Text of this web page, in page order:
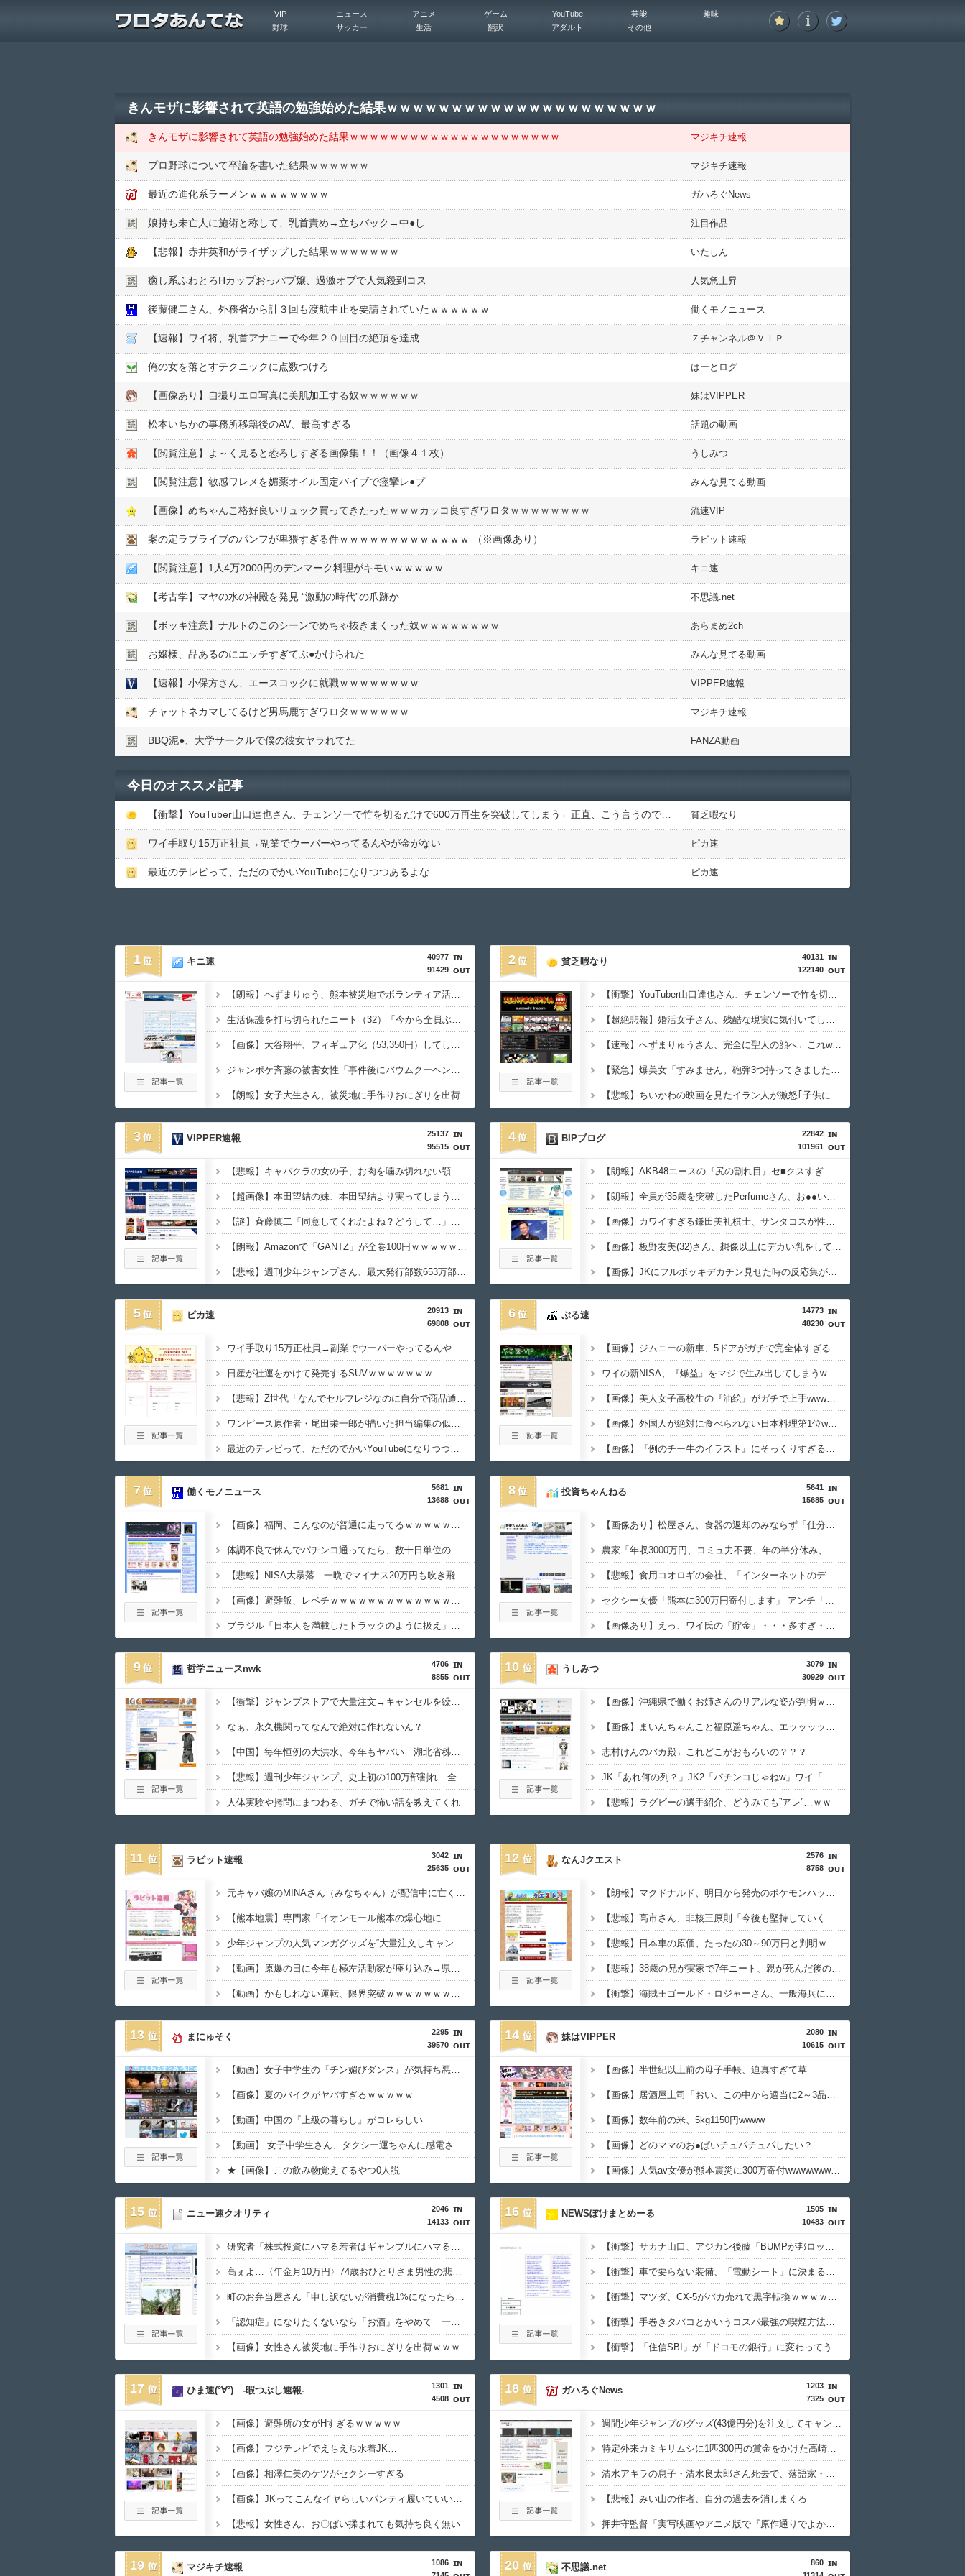
VIP ニュース アニメ ゲーム YouTube 芸能
趣味
野球
サッカー 生活 翻訳 アダルト その他
きんモザに影響されて英語の勉強始めた結果ｗｗｗｗｗｗｗｗｗｗｗｗｗｗｗｗｗｗｗｗｗ
きんモザに影響されて英語の勉強始めた結果ｗｗｗｗｗｗｗｗｗｗｗｗｗｗｗｗｗｗｗｗｗ マジキチ速報
プロ野球について卒論を書いた結果ｗｗｗｗｗｗ マジキチ速報
最近の進化系ラーメンｗｗｗｗｗｗｗｗ ガハろぐNews
娘持ち未亡人に施術と称して、乳首責め→立ちバック→中●︎し 注目作品
【悲報】赤井英和がライザップした結果ｗｗｗｗｗｗｗ いたしん
癒し系ふわとろHカップおっパブ嬢、過激オプで人気殺到コス 人気急上昇
後藤健二さん、外務省から計３回も渡航中止を要請されていたｗｗｗｗｗｗ 働くモノニュース
【速報】ワイ将、乳首アナニーで今年２０回目の絶頂を達成 Ｚチャンネル＠ＶＩＰ
俺の女を落とすテクニックに点数つけろ はーとログ
【画像あり】自撮りエロ写真に美肌加工する奴ｗｗｗｗｗｗ 妹はVIPPER
松本いちかの事務所移籍後のAV、最高すぎる 話題の動画
【閲覧注意】よ～く見ると恐ろしすぎる画像集！！（画像４１枚） うしみつ
【閲覧注意】敏感ワレメを媚薬オイル固定バイブで痙攣レ●︎プ みんな見てる動画
【画像】めちゃんこ格好良いリュック買ってきたったｗｗｗカッコ良すぎワロタｗｗｗｗｗｗｗｗ 流速VIP
案の定ラブライブのパンフが卑猥すぎる件ｗｗｗｗｗｗｗｗｗｗｗｗｗ （※画像あり） ラビット速報
【閲覧注意】1人4万2000円のデンマーク料理がキモいｗｗｗｗｗ キニ速
【考古学】マヤの水の神殿を発見 “激動の時代”の爪跡か 不思議.net
【ボッキ注意】ナルトのこのシーンでめちゃ抜きまくった奴ｗｗｗｗｗｗｗｗ あらまめ2ch
お嬢様、品あるのにエッチすぎてぶ●︎かけられた みんな見てる動画
【速報】小保方さん、エースコックに就職ｗｗｗｗｗｗｗｗ VIPPER速報
チャットネカマしてるけど男馬鹿すぎワロタｗｗｗｗｗｗ マジキチ速報
BBQ泥●︎、大学サークルで僕の彼女ヤラれてた FANZA動画
今日のオススメ記事
貧乏暇なり
ワイ手取り15万正社員→副業でウーバーやってるんやが金がない ピカ速
最近のテレビって、ただのでかいYouTubeになりつつあるよな ピカ速
1
40977
91429
キニ速
【朗報】へずまりゅう、熊本被災地でボランティア活動をして皆を笑顔にするｗｗｗｗｗｗｗｗｗｗｗｗｗ
生活保護を打ち切られたニート（32）「今から全員ぶっ殺しに行ってやる」当然逮捕
【画像】大谷翔平、フィギュア化（53,350円）してしまうｗｗｗｗｗ
ジャンポケ斉藤の被害女性「事件後にバウムクーヘン売ったりTikTokライブしててムカついた」
【朗報】女子大生さん、被災地に手作りおにぎりを出荷
2
40131
122140
貧乏暇なり
【衝撃】YouTuber山口達也さん、チェンソーで竹を切るだけで600万再生を突破してしまう←正直、こう言うのでいいんだよなw w w w w w w w
【超絶悲報】婚活女子さん、残酷な現実に気付いてしまった結果…
【速報】へずまりゅうさん、完全に聖人の顔へ←これw w w w w w w w
【緊急】爆美女「すみません。砲弾3つ持ってきました」警察「！？」自衛隊「！？」→結果w w w w w w w w
【悲報】ちいかわの映画を見たイラン人が激怒｢子供に見せる内容じゃない｡悪影響は計り知れない｣←これw w w w w w w w w
3
25137
95515
VIPPER速報
【悲報】キャバクラの女の子、お肉を噛み切れない顎になってしまう・・・
【超画像】本田望結の妹、本田望結より実ってしまう・・・
【謎】斉藤慎二「同意してくれたよね？どうして…」被害女性「彼は言葉が通じないモンスター」
【朗報】Amazonで「GANTZ」が全巻100円ｗｗｗｗｗｗｗｗｗｗ
【悲報】週刊少年ジャンプさん、最大発行部数653万部から急降下でついに100万部を割ってしまう
4
22842
101961
BIPブログ
【朗報】AKB48エースの『尻の割れ目』セ■クスすぎんだろwwwww
【朗報】全員が35歳を突破したPerfumeさん、お●●いwwww
【画像】カワイすぎる鎌田美礼棋士、サンタコスが性的すぎる
【画像】板野友美(32)さん、想像以上にデカい乳をしてしまうwww
【画像】JKにフルボッキデカチン見せた時の反応集がこちらww
5
20913
69808
ピカ速
ワイ手取り15万正社員→副業でウーバーやってるんやが金がない
日産が社運をかけて発売するSUVｗｗｗｗｗｗｗ
【悲報】Z世代「なんでセルフレジなのに自分で商品通さないといけないんだ」
ワンピース原作者・尾田栄一郎が描いた担当編集の似顔絵「ムダに東大卒」
最近のテレビって、ただのでかいYouTubeになりつつあるよな
6
14773
48230
ぶる速
【画像】ジムニーの新車、5ドアがガチで完全体すぎるwwwwwww
ワイの新NISA、『爆益』をマジで生み出してしまうwwwwwwwww
【画像】美人女子高校生の『油絵』がガチで上手wwwwww
【画像】外国人が絶対に食べられない日本料理第1位wwwwwwwww
【画像】『例のチー牛のイラスト』にそっくりすぎる男の子wwwwwww
7
5681
13688
働くモノニュース
【画像】福岡、こんなのが普通に走ってるｗｗｗｗｗｗｗｗｗｗｗｗｗｗｗｗ
体調不良で休んでパチンコ通ってたら、数十日単位の証拠写真撮られて会社クビになった
【悲報】NISA大暴落 一晩でマイナス20万円も吹き飛んだもよう
【画像】避難飯、レベチｗｗｗｗｗｗｗｗｗｗｗｗｗｗｗ
ブラジル「日本人を満載したトラックのように扱え」→ 差別として問題に→ 「一般的表現！」と弁明
8
5641
15685
投資ちゃんねる
【画像あり】松屋さん、食器の返却のみならず「仕分け」まで客にやらせてしまうｗｗｗｗｗ
農家「年収3000万円、コミュ力不要、年の半分休み、午前で終わる仕事」←コイツ
【悲報】食用コオロギの会社、「インターネットのデマ」のせいで倒産ｗｗｗｗｗ
セクシー女優「熊本に300万円寄付します」 アンチ「汚い金ありがとう♥」
【画像あり】えっ、ワイ氏の「貯金」・・・多すぎ・・・？
9
4706
8855
哲学ニュースnwk
【衝撃】ジャンプストアで大量注文→キャンセルを繰り返した32歳女を逮捕 238アカウント、総額43億円超「注文したことで欲求が満たされた」
なぁ、永久機関ってなんで絶対に作れないん？
【中国】毎年恒例の大洪水、今年もヤバい 湖北省秭帰県で山洪水が市街地を直撃、工場浸水・車両が次々流される
【悲報】週刊少年ジャンプ、史上初の100万部割れ 全盛期653万部から98万部に…紙の雑誌「100万部超え」が消滅
人体実験や拷問にまつわる、ガチで怖い話を教えてくれ
10
3079
30929
うしみつ
【画像】沖縄県で働くお姉さんのリアルな姿が判明ｗｗｗｗｗｗｗｗｗｗｗｗｗ
【画像】まいんちゃんこと福原遥ちゃん、エッッッッッッッッッッッッッッッッ！
志村けんのバカ殿←これどこがおもろいの？？？
JK「あれ何の列？」JK2「パチンコじゃねw」ワイ「…」⇒ｗｗ
【悲報】ラグビーの選手紹介、どうみても”アレ”…ｗｗ
11
3042
25635
ラビット速報
元キャバ嬢のMINAさん（みなちゃん）が配信中に亡くなったのではないかとX上で話題に（※動画あり）
【熊本地震】専門家「イオンモール熊本の爆心地に…喫煙所と自販機」警察・消防「」←これ・・・
少年ジャンプの人気マンガグッズを“大量注文しキャンセル”繰り返したか 女逮捕 総額43億円以上
【動画】原爆の日に今年も極左活動家が座り込み→県警に強制排除される動画が話題に
【動画】かもしれない運転、限界突破ｗｗｗｗｗｗｗｗｗ
12
2576
8758
なんJクエスト
【朗報】マクドナルド、明日から発売のポケモンハッピーセットに個数制限を設けるｗｗｗｗｗｗｗｗｗｗ
【悲報】高市さん、非核三原則「今後も堅持していく」の表現を削除ｗｗｗｗｗｗｗｗｗｗ
【悲報】日本車の原価、たったの30～90万円と判明ｗｗｗｗｗｗｗｗｗｗ
【悲報】38歳の兄が実家で7年ニート、親が死んだ後の処理どうしよう・・・・・・・・・
【衝撃】海賊王ゴールド・ロジャーさん、一般海兵に首を刎ねられただけで死ぬザコだったｗｗｗｗｗｗｗｗｗｗ
13
2295
39570
まにゅそく
【動画】女子中学生の『チン媚びダンス』が気持ち悪い????
【画像】夏のバイクがヤバすぎるｗｗｗｗｗ
【動画】中国の『上級の暮らし』がコレらしい
【動画】 女子中学生さん、タクシー運ちゃんに感電させられ死亡……
★【画像】この飲み物覚えてるやつ0人説
14
2080
10615
妹はVIPPER
【画像】半世紀以上前の母子手帳、迫真すぎて草
【画像】居酒屋上司「おい、この中から適当に2～3品頼んでおいてくれや」
【画像】数年前の米、5kg1150円wwww
【画像】どのママのお●ぱいチュパチュパしたい？
【画像】人気av女優が熊本震災に300万寄付wwwwwwwwwwww
15
2046
14133
ニュー速クオリティ
研究者「株式投資にハマる若者はギャンブルにハマる若者と同じ傾向がある」
高ぇよ…〈年金月10万円〉74歳おひとりさま男性の悲鳴。「惣菜すら手が出ない」
町のお弁当屋さん「申し訳ないが消費税1%になったらその分商品代を値上げするわ」 「うちも！」
「認知症」になりたくないなら「お酒」をやめて 一番認知症に良くないのは「お酒」と判明・・・
【画像】女性さん被災地に手作りおにぎりを出荷ｗｗｗ
16
1505
10483
NEWSぽけまとめーる
【衝撃】サカナ山口、アジカン後藤「BUMPが邦ロックを一変させた」←これｗｗｗｗｗ
【衝撃】車で要らない装備、「電動シート」に決まるｗｗｗｗｗ
【衝撃】マツダ、CX-5がバカ売れで黒字転換ｗｗｗｗｗ(※画像あり)
【衝撃】手巻きタバコとかいうコスパ最強の喫煙方法←これｗｗｗｗｗ
【衝撃】「住信SBI」が「ドコモの銀行」に変わってうんざりしてるやつｗｗｗｗｗ
17
1301
4508
ひま速(°∀°) -暇つぶし速報-
【画像】避難所の女がHすぎるｗｗｗｗｗ
【画像】フジテレビでえちえち水着JK…
【画像】相澤仁美のケツがセクシーすぎる
【画像】JKってこんなイヤらしいパンティ履いていいの？ｗｗｗｗｗ
【悲報】女性さん、お〇ぱい揉まれても気持ち良く無い
18
1203
7325
ガハろぐNews
週間少年ジャンプのグッズ(43億円分)を注文してキャンセルした32歳女が逮捕
特定外来カミキリムシに1匹300円の賞金をかけた高崎市、初日に1170匹持ち込まれる
清水アキラの息子・清水良太郎さん死去で、落語家・柳家小はだが「いじめ」「暴行」被害告発
【悲報】みい山の作者、自分の過去を消しまくる
押井守監督「実写映画やアニメ版で『原作通りでよかった』なんて感想は原作の成功体験を追体験したいだけ」
19
1086
マジキチ速報 20
860
不思議.net